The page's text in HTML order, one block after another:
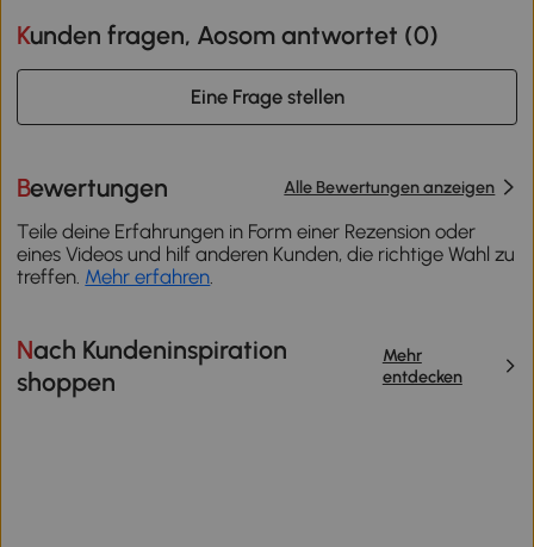
Kunden fragen, Aosom antwortet (0)
Eine Frage stellen
Bewertungen Alle Bewertungen anzeigen
Teile deine Erfahrungen in Form einer Rezension oder
eines Videos und hilf anderen Kunden, die richtige Wahl zu
treffen. Mehr erfahren.
Nach Kundeninspiration
shoppen
Mehr
entdecken